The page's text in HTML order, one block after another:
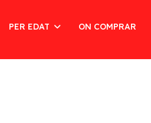
PER EDAT ON COMPRAR